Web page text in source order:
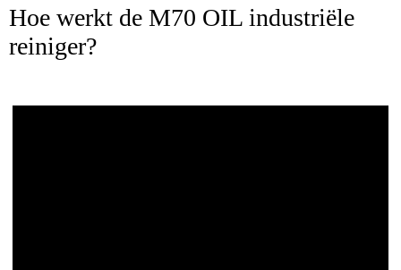
Hoe werkt de M70 OIL industriële
reiniger?